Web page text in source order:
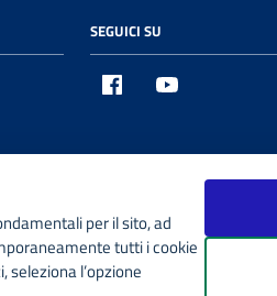
per il sito, ad
tutti i cookie
seleziona l’opzione
SEGUICI SU
Facebook